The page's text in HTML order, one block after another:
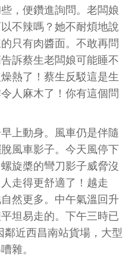
，便鑽進詢問。老闆娘
不辣嗎？她不耐煩地說
只有肉醬面。不敢再問
訴蔡生老闆娘可能睡不
熱了！蔡生反駁這是生
人麻木了！你有這個問
上動身。風車仍是伴隨
風車影子。今天風停下
旋槳的彎刀影子威脅沒
走得更舒適了！越走
然更多。中午氣溫回升
坦易走的。下午三時已
近西昌南站貨場，大型
雜。